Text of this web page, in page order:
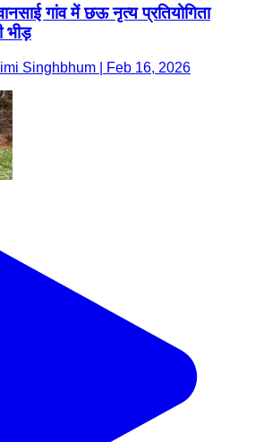
गांव में छऊ नृत्य प्रतियोगिता
भीड़
Singhbhum | Feb 16, 2026